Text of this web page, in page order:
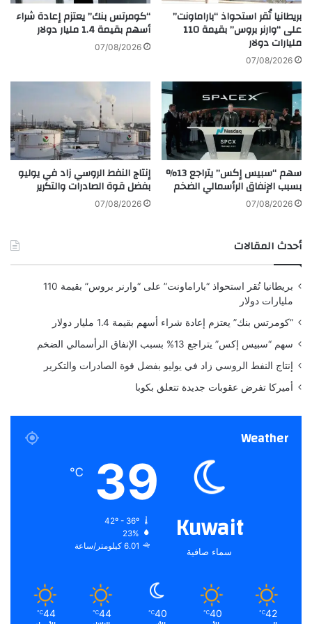
وفي 8 مارس الماضي، قال وزير الخارجية السعودي، الأمير فيصل بن
فرحان، في تصريحات صحفية، إن زيادة التواصل مع النظام السوري
قد تمهّد الطريق لعودته إلى جامعة الدول العربية، مع تحسن العلاقات
م
ص
ر
اً
ب
ا
ل
ش
ر
ق
ا
ل
س
خ
ل
ي
ي
ة
س
ت
ت
ل
ق
ى
ت
ق
ض
م
بريطانيا تُقر استحواذ “باراماونت”
على “وارنر بروس” بقيمة 110
مليارات دولار
07/08/2026
“كومرتس بنك” يعتزم إعادة شراء
أسهم بقيمة 1.4 مليار دولار
07/08/2026
سهم “سبيس إكس” يتراجع 13%
بسبب الإنفاق الرأسمالي الضخم
07/08/2026
إنتاج النفط الروسي زاد في يوليو
بفضل قوة الصادرات والتكرير
07/08/2026
أحدث المقالات
بريطانيا تُقر استحواذ “باراماونت” على “وارنر بروس” بقيمة 110
مليارات دولار
“كومرتس بنك” يعتزم إعادة شراء أسهم بقيمة 1.4 مليار دولار
سهم “سبيس إكس” يتراجع 13% بسبب الإنفاق الرأسمالي الضخم
إنتاج النفط الروسي زاد في يوليو بفضل قوة الصادرات والتكرير
أميركا تفرض عقوبات جديدة تتعلق بكوبا
Weather
Kuwait
سماء صافية
39
℃
42º - 36º
23%
6.01 كيلومتر/ساعة
42
℃
40
℃
40
℃
44
℃
44
℃